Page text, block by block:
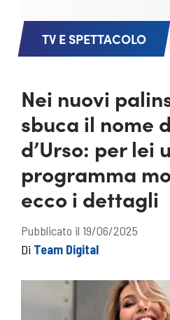
TV E SPETTACOLO
Nei nuovi
sbuca il nome
d’Urso: per lei
programma
ecco i dettagli
Pubblicato il 19/06/2025
Di Team Digital